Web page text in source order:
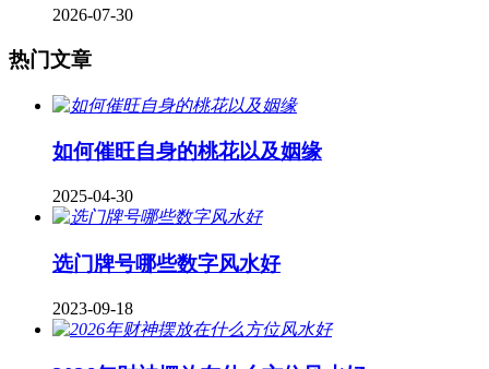
2026-07-30
热门文章
如何催旺自身的桃花以及姻缘
2025-04-30
​选门牌号哪些数字风水好
2023-09-18